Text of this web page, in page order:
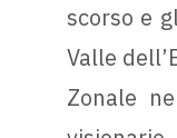
scorso e
Valle
Zonale